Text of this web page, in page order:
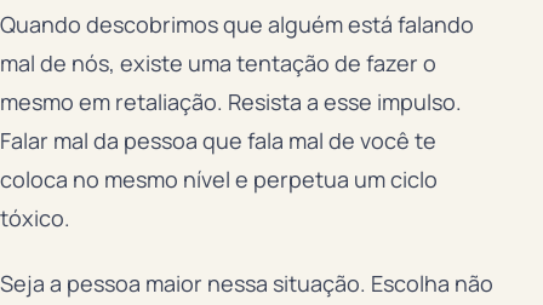
Quando descobrimos que alguém está falando
mal de nós, existe uma tentação de fazer o
mesmo em retaliação. Resista a esse impulso.
Falar mal da pessoa que fala mal de você te
coloca no mesmo nível e perpetua um ciclo
tóxico.
Seja a pessoa maior nessa situação. Escolha não